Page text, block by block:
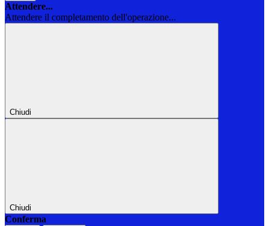
Attendere...
Attendere il completamento dell'operazione...
Chiudi
Chiudi
Conferma